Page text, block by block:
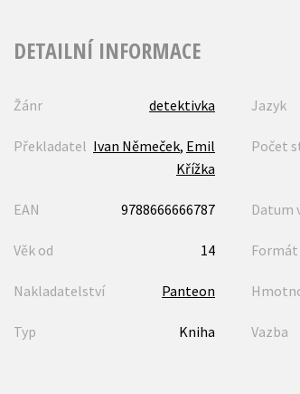
DETAILNÍ INFORMACE
Žánr detektivka Jazyk
Překladatel Ivan Němeček, Emil
Křížka
Počet
EAN 9788666666787 Datum
Věk od 14 Formát
Nakladatelství Panteon
Typ Kniha Vazba